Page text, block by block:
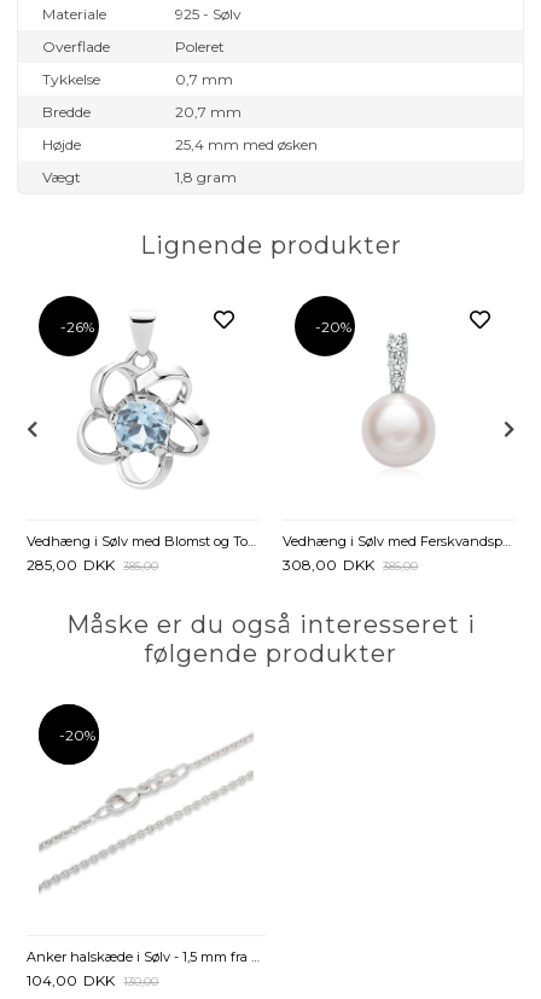
Materiale
925 - Sølv
Overflade
Poleret
Tykkelse
0,7 mm
Bredde
20,7 mm
Højde
25,4 mm med øsken
Vægt
1,8 gram
Lignende produkter
-26%
Vedhæng i Sølv med Blomst og Topaz
285,00 DKK 385,00
-20%
Vedhæng i Sølv med Ferskvandsperle og Zirkonia
308,00 DKK 385,00
Måske er du også interesseret i
følgende produkter
-20%
-20%
104,00 DKK 130,00